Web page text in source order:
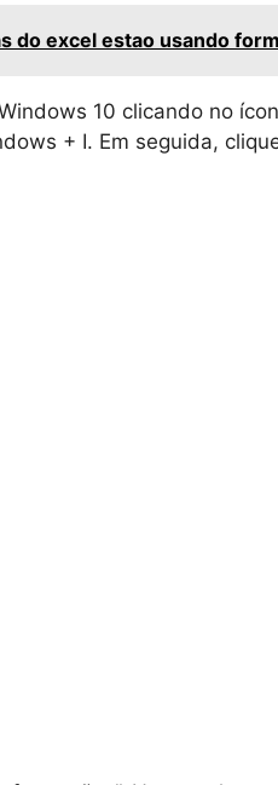
do excel estao usando
10 clicando no
+ I. Em seguida, clique